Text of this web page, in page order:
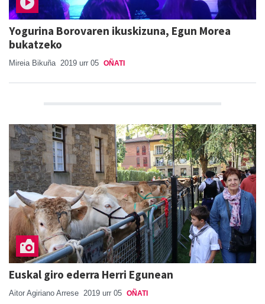
Yogurina Borovaren ikuskizuna, Egun Morea
bukatzeko
Mireia Bikuña 2019 urr 05 OÑATI
Euskal giro ederra Herri Egunean
Aitor Agiriano Arrese 2019 urr 05 OÑATI